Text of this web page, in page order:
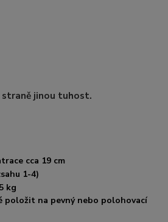
straně jinou tuhost.
cca 19 cm
1-4)
kg
položit na pevný nebo polohovací